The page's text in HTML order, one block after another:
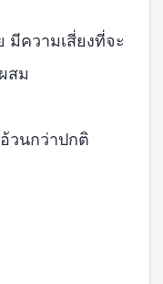
มีความเสี่ยงที่จะ
สม
วนกว่าปกติ